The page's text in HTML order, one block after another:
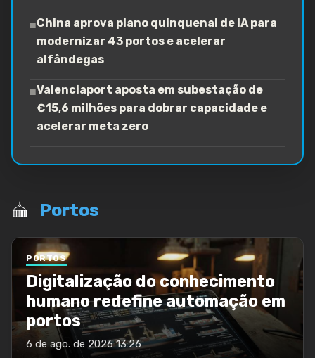
■China aprova plano quinquenal de IA para
modernizar 43 portos e acelerar
alfândegas
■Valenciaport aposta em subestação de
€15,6 milhões para dobrar capacidade e
acelerar meta zero
Portos
PORTOS
Digitalização do conhecimento
humano redefine automação em
portos
6 de ago. de 2026 13:26